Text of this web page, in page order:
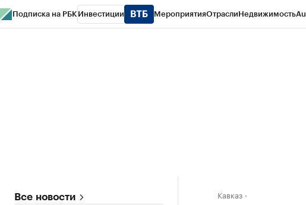
Подписка на РБК Инвестиции МероприятияОтраслиНедвижимость
Все новости Кавказ